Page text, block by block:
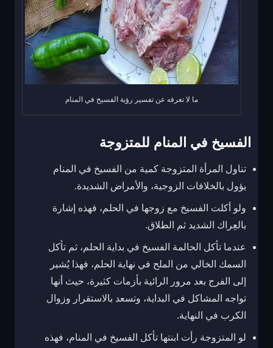
ما لا تعرفه عن تفسير رؤية الفسيخ في المنام
الفسيخ في المنام للمتزوجة
تناول المرأة المتزوجة كمية من الفسيخ في المنام
يؤول بالخلافات الزوجية، والأمراض الشديدة.
ولو أكلت الفسيخ مع زوجها في الحلم، فهذه إشارة
بالعِراك الشديد ثم الطلاق.
عندما تأكل الحالمة الفسيخ في بداية الحلم، ثم تأكل
السمك الخالي من الملح في نهاية الحلم، فهذا يُشير
إلى الفرج بعد مرور الرائية بأزمات كثيرة، حيث أنها
تواجه المشاكل في البداية، وتسعد بالاستقرار وزوال
الكرب في النهاية.
لو المتزوجة رأت ابنتها تأكل الفسيخ في المنام، فهذه